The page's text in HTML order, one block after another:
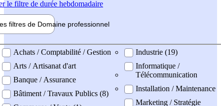
le filtre de durée hebdomadaire
filtres de Domaine professionnel
professionel
Achats / Comptabilité / Gestion
Arts / Artisanat d'art
Banque / Assurance
Bâtiment / Travaux Publics (8)
Industrie (19)
Informatique /
Télécommunication
Installation / Maintenance
Marketing / Stratégie